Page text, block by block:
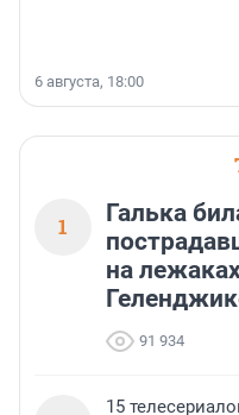
6 августа, 18:00
1
Галька
на
91 934
15